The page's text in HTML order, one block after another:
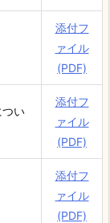
添付フ
ァイル
(PDF)
い
添付フ
ァイル
(PDF)
添付フ
ァイル
(PDF)